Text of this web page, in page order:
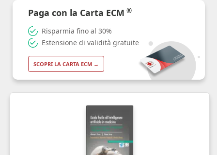
Paga con la Carta ECM ®
Risparmia fino al 30%
Estensione di validità gratuite
SCOPRI LA CARTA ECM →